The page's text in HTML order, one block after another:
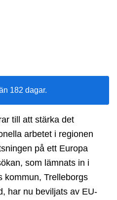
182 dagar.
till att stärka det
arbetet i regionen
på ett Europa
som lämnats in i
kommun, Trelleborgs
har nu beviljats av EU-